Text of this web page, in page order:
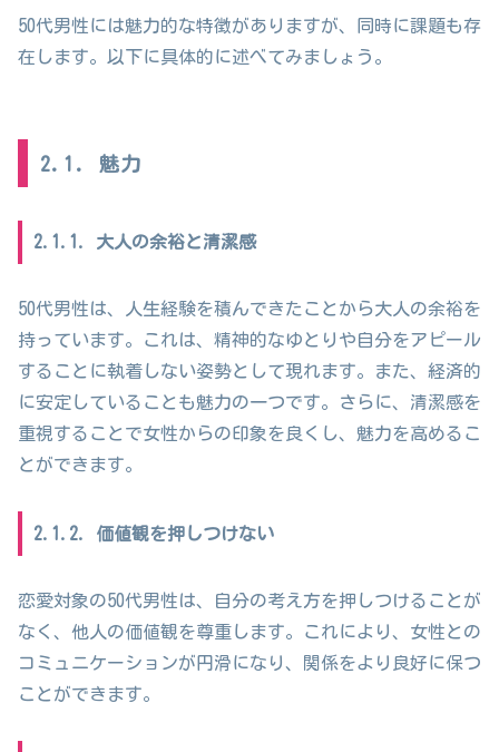
50代男性には魅力的な特徴がありますが、同時に課題も存
在します。以下に具体的に述べてみましょう。
2.1. 魅力
2.1.1. 大人の余裕と清潔感
50代男性は、人生経験を積んできたことから大人の余裕を
持っています。これは、精神的なゆとりや自分をアピール
することに執着しない姿勢として現れます。また、経済的
に安定していることも魅力の一つです。さらに、清潔感を
重視することで女性からの印象を良くし、魅力を高めるこ
とができます。
2.1.2. 価値観を押しつけない
恋愛対象の50代男性は、自分の考え方を押しつけることが
なく、他人の価値観を尊重します。これにより、女性との
コミュニケーションが円滑になり、関係をより良好に保つ
ことができます。